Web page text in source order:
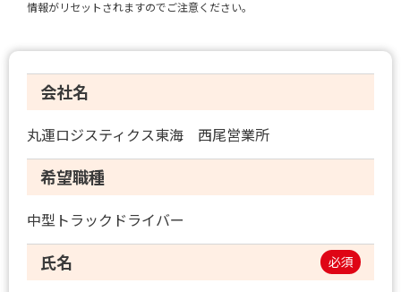
情報がリセットされますのでご注意ください。
会社名
丸運ロジスティクス東海 西尾営業所
希望職種
中型トラックドライバー
氏名 必須